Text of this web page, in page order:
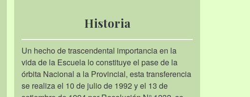
Historia
Un hecho de trascendental importancia en la
vida de la Escuela lo constituye el pase de la
órbita Nacional a la Provincial, esta transferencia
se realiza el 10 de julio de 1992 y el 13 de